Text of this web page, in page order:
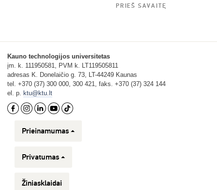
PRIEŠ SAVAITĘ
Kauno technologijos universitetas
įm. k. 111950581, PVM k. LT119505811
adresas K. Donelaičio g. 73, LT-44249 Kaunas
tel. +370 (37) 300 000, 300 421, faks. +370 (37) 324 144
el. p. ktu@ktu.lt
Prieinamumas
Privatumas
Žiniasklaidai